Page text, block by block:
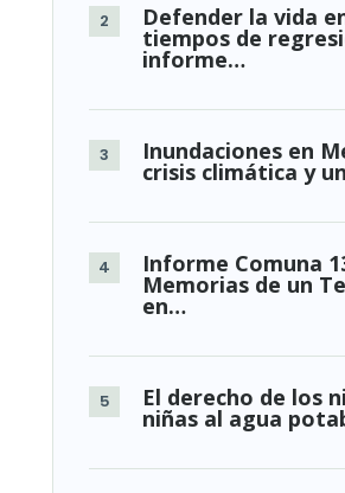
Defender la vida
tiempos de
informe…
Inundaciones en
crisis climática y
Informe Comuna
Memorias de un
en…
El derecho de los
niñas al agua